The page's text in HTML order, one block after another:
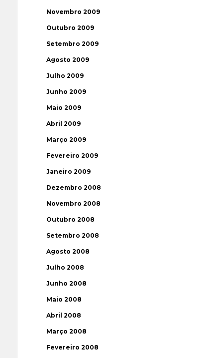
Novembro 2009
Outubro 2009
Setembro 2009
Agosto 2009
Julho 2009
Junho 2009
Maio 2009
Abril 2009
Março 2009
Fevereiro 2009
Janeiro 2009
Dezembro 2008
Novembro 2008
Outubro 2008
Setembro 2008
Agosto 2008
Julho 2008
Junho 2008
Maio 2008
Abril 2008
Março 2008
Fevereiro 2008